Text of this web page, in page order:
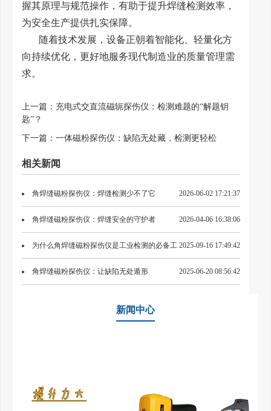
握其原理与规范操作，有助于提升焊缝检测效率，
为安全生产提供扎实保障。
随着技术发展，设备正朝着智能化、轻量化方
向持续优化，更好地服务现代制造业的质量管理需
求。
上一篇： 充电式交直流磁轭探伤仪：检测难题的“解题钥
匙”？
下一篇： 一体磁粉探伤仪：缺陷无处藏，检测更轻松
相关新闻
2026-06-02 17:21:37
角焊缝磁粉探伤仪：焊缝检测少不了它
2026-04-06 16:38:06
角焊缝磁粉探伤仪：焊缝安全的守护者
2025-09-16 17:49:42
为什么角焊缝磁粉探伤仪是工业检测的必备工
具？ 2025-06-20 08:56:42
角焊缝磁粉探伤仪：让缺陷无处遁形
新闻中心